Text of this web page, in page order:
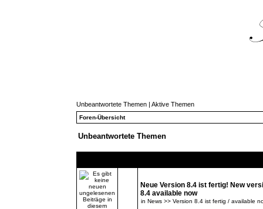
Unbeantwortete Themen | Aktive Themen
Foren-Übersicht
Unbeantwortete Themen
Neue Version 8.4 ist fertig! New
8.4 available now
in News >> Version 8.4 ist fertig / available